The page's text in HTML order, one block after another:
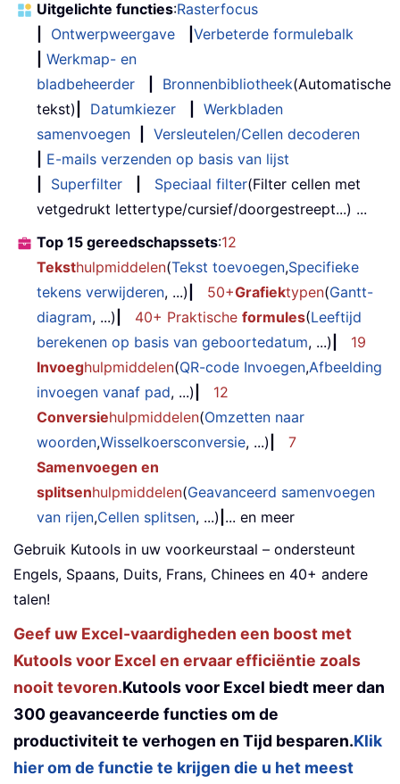
Uitgelichte functies:Rasterfocus
Ontwerpweergave
Verbeterde formulebalk
Werkmap- en
bladbeheerder
Bronnenbibliotheek(Automatische
tekst)
Datumkiezer
Werkbladen
samenvoegen
Versleutelen/Cellen decoderen
E-mails verzenden op basis van lijst
Superfilter Speciaal filter(Filter cellen met
vetgedrukt lettertype/cursief/doorgestreept...) ...
Top 15 gereedschapssets:12
Teksthulpmiddelen(Tekst toevoegen,Specifieke
tekens verwijderen, ...) 50+Grafiektypen(Gantt-
diagram, ...) 40+ Praktische formules(Leeftijd
berekenen op basis van geboortedatum, ...)
19
Invoeghulpmiddelen(QR-code Invoegen,Afbeelding
invoegen vanaf pad, ...)
12
Conversiehulpmiddelen(Omzetten naar
woorden,Wisselkoersconversie, ...)
7
Samenvoegen en
splitsenhulpmiddelen(Geavanceerd samenvoegen
van rijen,Cellen splitsen, ...) ... en meer
Gebruik Kutools in uw voorkeurstaal – ondersteunt
Engels, Spaans, Duits, Frans, Chinees en 40+ andere
talen!
Geef uw Excel-vaardigheden een boost met
Kutools voor Excel en ervaar efficiëntie zoals
nooit tevoren.Kutools voor Excel biedt meer dan
300 geavanceerde functies om de
productiviteit te verhogen en Tijd besparen.Klik
hier om de functie te krijgen die u het meest